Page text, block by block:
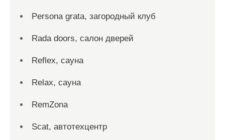
Persona grata, загородный клуб
Rada doors, салон дверей
Reflex, сауна
Relax, сауна
RemZona
Scat, автотехцентр